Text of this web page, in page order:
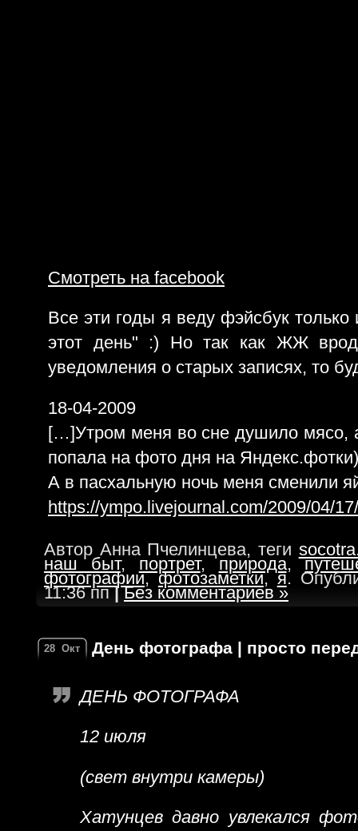
Смотреть на facebook
Все эти годы я веду фэйсбук
этот день" :) Но так как ЖЖ
уведомления о старых записях, то
18-04-2009
[…]Утром меня во сне душило мясо,
попала на фото дня на Яндекс.фотки)
А в пасхальную ночь меня сменили
https://ympo.livejournal.com/2009/04/17/
Автор Анна Пчелинцева, теги
наш быт, портрет,природа,
фотографии,фотозаметки,я.
11:36 пп| Без комментариев »
28 Окт День фотографа | просто
ДЕНЬ ФОТОГРАФА
12 июля
(свет внутри камеры)
Хатунцев давно увлекался